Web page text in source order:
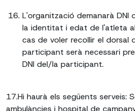
L'organització demanarà DNI
la identitat i edat de l'atleta
cas de voler recollir el dorsal
participant serà necessari
DNI del/la participant.
17.Hi haurà els següents serveis:
ambulàncies i hospital de